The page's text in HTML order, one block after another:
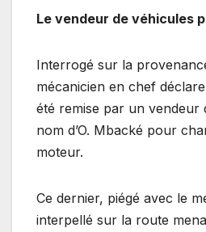
Le vendeur de véhicules
Interrogé sur la
mécanicien en chef
été remise par un vendeur
nom d’O. Mbacké pour
moteur.
Ce dernier, piégé avec le
interpellé sur la route